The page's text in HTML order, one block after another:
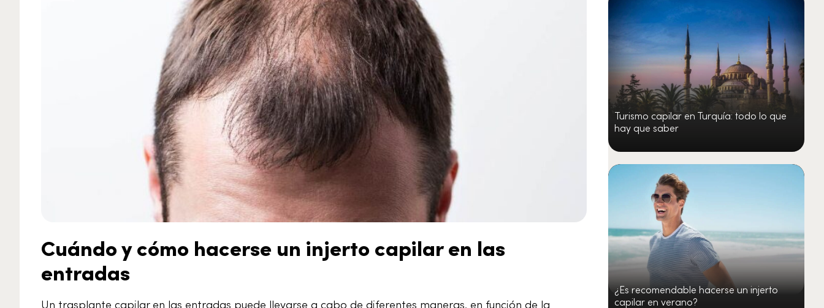
Cuándo y cómo hacerse un injerto capilar en las
entradas
Un trasplante capilar en las entradas puede llevarse a cabo de diferentes maneras, en función de la
Turismo capilar en Turquía: todo lo que
hay que saber
¿Es recomendable hacerse un injerto
capilar en verano?